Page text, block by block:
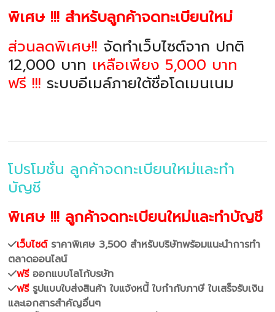
พิเศษ !!! สำหรับลูกค้าจดทะเบียนใหม่
ส่วนลดพิเศษ!! จัดทำเว็บไซต์จาก ปกติ
12,000 บาท เหลือเพียง 5,000 บาท
ฟรี !!! ระบบอีเมล์ภายใต้ชื่อโดเมนเนม
โปรโมชั่น ลูกค้าจดทะเบียนใหม่และทำ
บัญชี
พิเศษ !!! ลูกค้าจดทะเบียนใหม่และทำบัญชี
เว็บไซต์ราคาพิเศษ 3,500 สำหรับบริษัทพร้อมแนะนำการทำ
ตลาดออนไลน์
ฟรีออกแบบโลโก้บรษัท
ฟรีรูปแบบใบส่งสินค้า ใบแจ้งหนี้ ใบกำกับภาษี ใบเสร็จรับเงิน
และเอกสารสำคัญอื่นๆ